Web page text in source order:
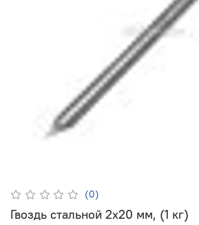
(0)
Гвоздь стальной 2х20 мм, (1 кг)